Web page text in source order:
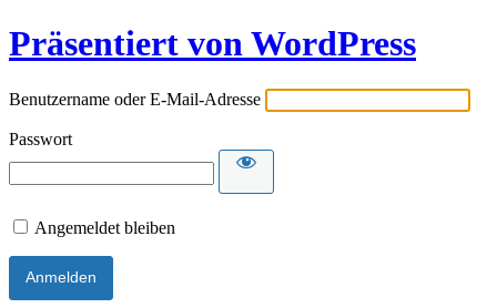
Präsentiert von WordPress
Benutzername oder E-Mail-Adresse
Passwort
Angemeldet bleiben